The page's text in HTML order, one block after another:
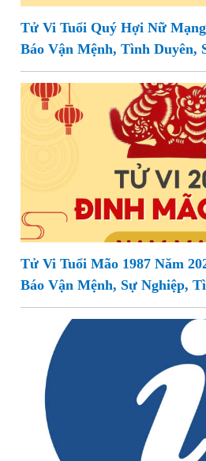
Tử Vi Tuổi Quý Hợi Nữ
Báo Vận Mệnh, Tình Duyên,
Tử Vi Tuổi Mão 1987 Năm
Báo Vận Mệnh, Sự Nghiệp,